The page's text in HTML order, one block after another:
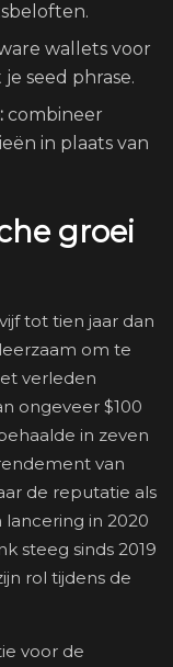
wallets voor
seed phrase.
combineer
in plaats van
groei
tot tien jaar dan
om te
verleden
ongeveer $100
in zeven
van
de reputatie als
lancering in 2020
steeg sinds 2019
rol tijdens de
voor de